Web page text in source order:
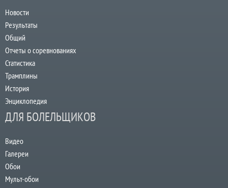
Новости
Результаты
Общий
Отчеты о соревнованиях
Статистика
Трамплины
История
Энциклопедия
ДЛЯ БОЛЕЛЬЩИКОВ
Видео
Галереи
Обои
Мульт-обои